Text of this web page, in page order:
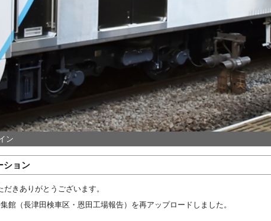
ン
ション
だきありがとうございます。
館（長津田検車区・恩田工場報告）を再アップロードしました。